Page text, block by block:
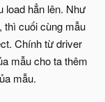
load hẳn lên. Như
thì cuối cùng mẫu
Chính từ driver
mẫu cho ta thêm
mẫu.